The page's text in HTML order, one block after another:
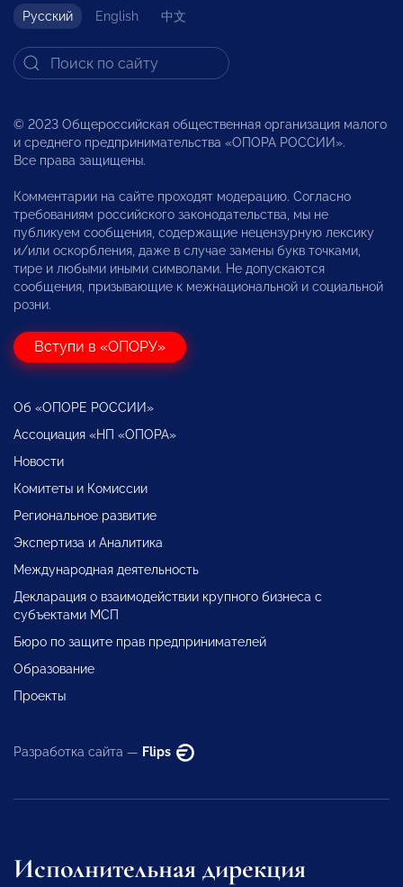
Русский English 中文
© 2023 Общероссийская общественная организация малого
и среднего предпринимательства «ОПОРА РОССИИ».
Все права защищены.
Комментарии на сайте проходят модерацию. Согласно
требованиям российского законодательства, мы не
публикуем сообщения, содержащие нецензурную лексику
и/или оскорбления, даже в случае замены букв точками,
тире и любыми иными символами. Не допускаются
сообщения, призывающие к межнациональной и социальной
розни.
Вступи в «ОПОРУ»
Об «ОПОРЕ РОССИИ»
Ассоциация «НП «ОПОРА»
Новости
Комитеты и Комиссии
Региональное развитие
Экспертиза и Аналитика
Международная деятельность
Декларация о взаимодействии крупного бизнеса с
субъектами МСП
Бюро по защите прав предпринимателей
Образование
Проекты
Разработка сайта — Flips
Исполнительная дирекция